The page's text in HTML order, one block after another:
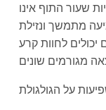
שעור התוף אינו
מתמשך ונזילת
יכולים לחוות קרע
על הגולגולת